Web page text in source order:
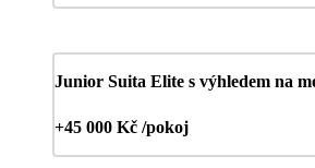
Junior Suita Elite s výhledem na
+45 000 Kč /pokoj